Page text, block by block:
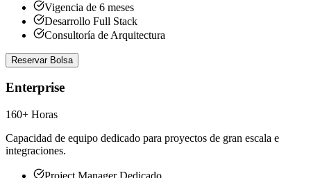
Vigencia de 6 meses
Desarrollo Full Stack
Consultoría de Arquitectura
Reservar Bolsa
Enterprise
160+ Horas
Capacidad de equipo dedicado para proyectos de gran escala e
integraciones.
Project Manager Dedicado